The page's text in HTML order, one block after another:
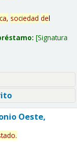
sociedad del
Signatura
Oeste,
.